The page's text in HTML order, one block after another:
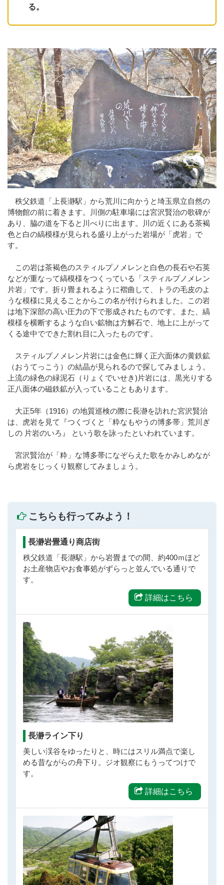
る。
秩父鉄道「上長瀞駅」から荒川に向かうと埼玉県立自然の
博物館の前に着きます。川側の駐車場には宮沢賢治の歌碑が
あり、脇の道を下ると川べりに出ます。川の近くにある茶褐
色と白の縞模様が見られる盛り上がった岩場が「虎岩」で
す。
この岩は茶褐色のスティルプノメレンと白色の長石や石英
などが重なって縞模様をつくっている「スティルプノメレン
片岩」です。折り畳まれるように褶曲して、トラの毛皮のよ
うな模様に見えることからこの名が付けられました。この岩
は地下深部の高い圧力の下で形成されたものです。また、縞
模様を横断するような白い鉱物は方解石で、地上に上がって
くる途中でできた割れ目に入ったものです。
スティルプノメレン片岩には金色に輝く正六面体の黄鉄鉱
（おうてっこう）の結晶が見られるので探してみましょう。
上流の緑色の緑泥石（りょくでいせき)片岩には、黒光りする
正八面体の磁鉄鉱が入っていることもあります。
大正5年（1916）の地質巡検の際に長瀞を訪れた宮沢賢治
は、虎岩を見て『つくづくと「粋なもやうの博多帯」荒川ぎ
しの 片岩のいろ』 という歌を詠ったといわれています。
宮沢賢治が「粋」な博多帯になぞらえた歌をかみしめなが
ら虎岩をじっくり観察してみましょう。
こちらも行ってみよう！
長瀞岩畳通り商店街
秩父鉄道「長瀞駅」から岩畳までの間、約400ｍほど
お土産物店やお食事処がずらっと並んでいる通りで
す。
詳細はこちら
長瀞ライン下り
美しい渓谷をゆったりと、時にはスリル満点で楽し
める昔ながらの舟下り。ジオ観察にもうってつけで
す。
詳細はこちら